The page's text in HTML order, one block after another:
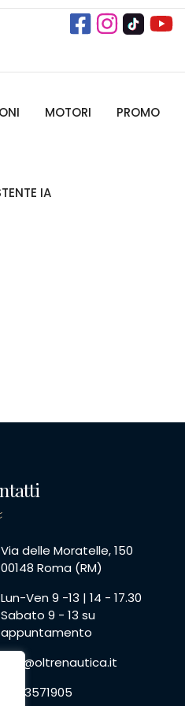
MOTORI PROMO
IA
Via delle Moratelle, 150
00148 Roma (RM)
Lun-Ven 9 -13 | 14 - 17.30
Sabato 9 - 13 su
appuntamento
info@oltrenautica.it
06.93571905